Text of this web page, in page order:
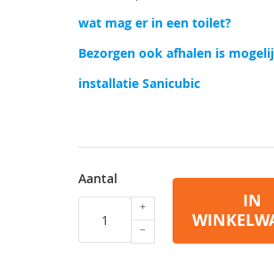
wat mag er in een toilet?
Bezorgen ook afhalen is
installatie Sanicubic
Aantal
IN